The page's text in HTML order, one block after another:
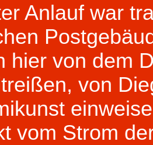
Anlauf war
hier von dem
von
vom Strom